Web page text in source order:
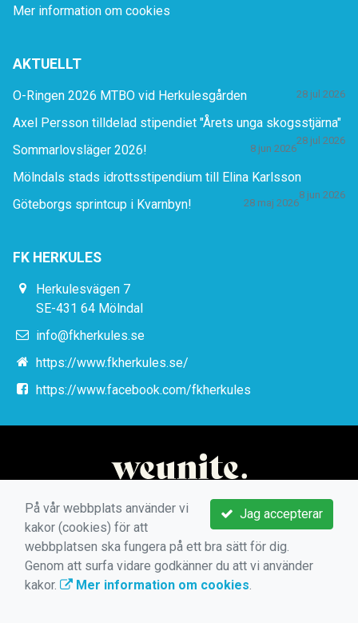
Mer information om cookies
AKTUELLT
O-Ringen 2026 MTBO vid Herkulesgården 28 jul 2026
Axel Persson tilldelad stipendiet "Årets unga skogsstjärna"
28 jul 2026
Sommarlovsläger 2026! 8 jun 2026
Mölndals stads idrottsstipendium till Elina Karlsson
8 jun 2026
Göteborgs sprintcup i Kvarnbyn! 28 maj 2026
FK HERKULES
Herkulesvägen 7
SE-431 64 Mölndal
info@fkherkules.se
https://www.fkherkules.se/
https://www.facebook.com/fkherkules
Jag accepterar
På vår webbplats använder vi
kakor (cookies) för att
webbplatsen ska fungera på ett bra sätt för dig.
Genom att surfa vidare godkänner du att vi använder
kakor.
Mer information om cookies.